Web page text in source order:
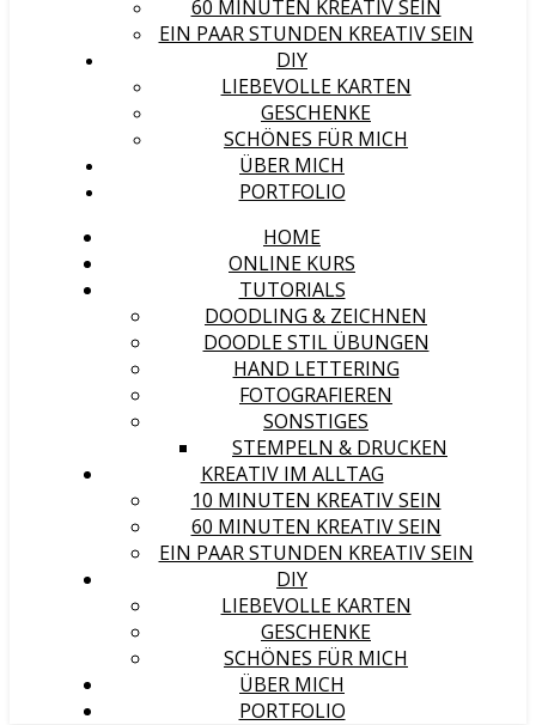
60 MINUTEN KREATIV SEIN
EIN PAAR STUNDEN KREATIV SEIN
DIY
LIEBEVOLLE KARTEN
GESCHENKE
SCHÖNES FÜR MICH
ÜBER MICH
PORTFOLIO
HOME
ONLINE KURS
TUTORIALS
DOODLING & ZEICHNEN
DOODLE STIL ÜBUNGEN
HAND LETTERING
FOTOGRAFIEREN
SONSTIGES
STEMPELN & DRUCKEN
KREATIV IM ALLTAG
10 MINUTEN KREATIV SEIN
60 MINUTEN KREATIV SEIN
EIN PAAR STUNDEN KREATIV SEIN
DIY
LIEBEVOLLE KARTEN
GESCHENKE
SCHÖNES FÜR MICH
ÜBER MICH
PORTFOLIO